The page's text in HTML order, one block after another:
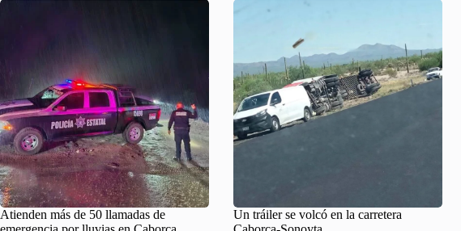
Atienden más de 50 llamadas de
Un tráiler se volcó en la carretera